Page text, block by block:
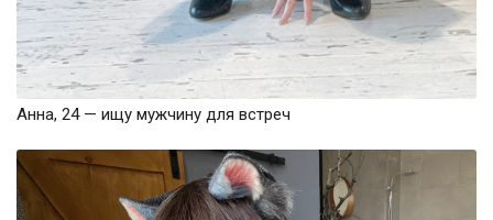
Анна, 24 — ищу мужчину для встреч